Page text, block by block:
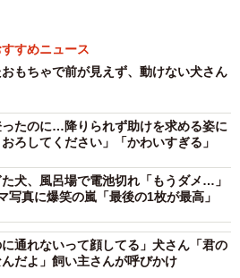
すすめニュース
おもちゃで前が見えず、動けない犬さん
たのに…降りられず助けを求める姿に
ろしてください」「かわいすぎる」
犬、風呂場で電池切れ「もうダメ…」
写真に爆笑の嵐「最後の1枚が最高」
に通れないって顔してる」犬さん「君の
だよ」飼い主さんが呼びかけ